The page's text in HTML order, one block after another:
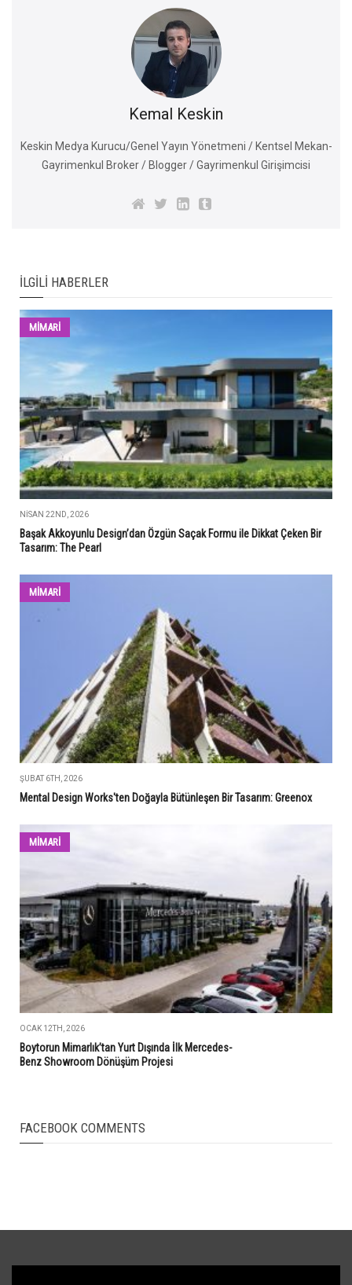
Kemal Keskin
Keskin Medya Kurucu/Genel Yayın Yönetmeni / Kentsel Mekan-
Gayrimenkul Broker / Blogger / Gayrimenkul Girişimcisi
İLGILI HABERLER
MİMARİ
NISAN 22ND, 2026
Başak Akkoyunlu Design’dan Özgün Saçak Formu ile Dikkat Çeken Bir
Tasarım: The Pearl
MİMARİ
ŞUBAT 6TH, 2026
Mental Design Works'ten Doğayla Bütünleşen Bir Tasarım: Greenox
MİMARİ
OCAK 12TH, 2026
Boytorun Mimarlık’tan Yurt Dışında İlk Mercedes-
Benz Showroom Dönüşüm Projesi
FACEBOOK COMMENTS